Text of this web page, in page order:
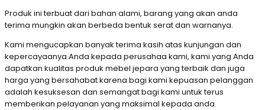
Produk ini terbuat dari bahan alami, barang yang akan anda
terima mungkin akan berbeda bentuk serat dan warnanya.
Kami mengucapkan banyak terima kasih atas kunjungan dan
kepercayaanya Anda kepada perusahaa kami, kami yang Anda
dapatkan kualitas produk mebel jepara yang terbaik dan juga
harga yang bersahabat karena bagi kami kepuasan pelanggan
adalah kesuksesan dan semangat bagi kami untuk terus
memberikan pelayanan yang maksimal kepada anda.